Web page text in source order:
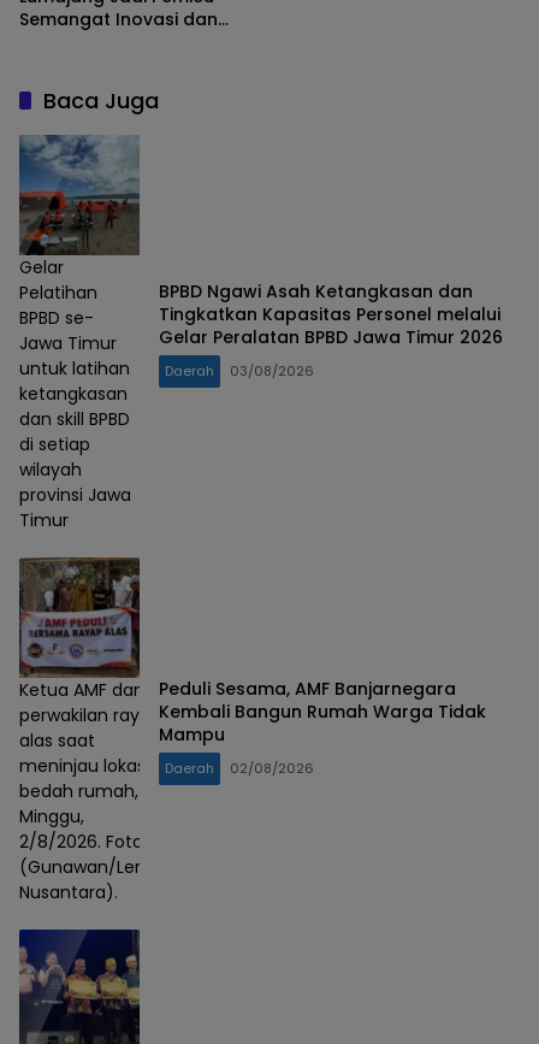
Semangat Inovasi dan
Baca Juga
Gelar
Pelatihan
BPBD se-
Jawa Timur
untuk latihan
ketangkasan
dan skill BPBD
di setiap
wilayah
provinsi Jawa
Timur
BPBD Ngawi Asah Ketangkasan dan
Tingkatkan Kapasitas Personel melalui
Gelar Peralatan BPBD Jawa Timur 2026
Daerah 03/08/2026
Ketua AMF dan
perwakilan rayap
alas saat
meninjau lokasi
bedah rumah,
Minggu,
2/8/2026. Foto :
(Gunawan/Lensa
Nusantara).
Peduli Sesama, AMF Banjarnegara
Kembali Bangun Rumah Warga Tidak
Mampu
Daerah 02/08/2026